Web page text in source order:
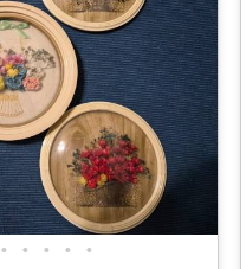
• • • • •